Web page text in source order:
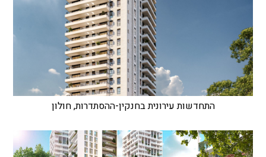
התחדשות עירונית בחנקין-ההסתדרות, חולון